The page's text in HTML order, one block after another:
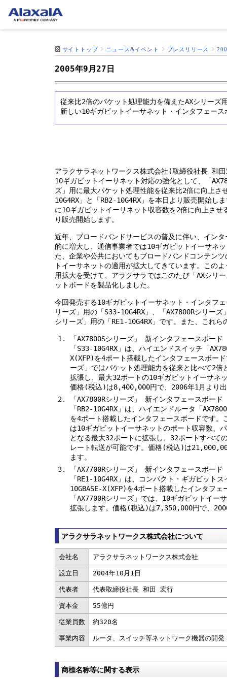
サイトトップ ニュース&イベント プレスリリース
2005年9月27日
従来比2倍のパケット処理能力を備えたAXシリーズ
新しい10ギガビットイーサネット・インタフェース
アラクサラネットワークス株式会社(取締役社長 和
10ギガビットイーサネット対応の強化として、「
ズ」用に最大パケット処理性能を従来比2倍に向上さ
10G4RX」と「RB2-10G4RX」を本日より販売開始し
に10ギガビットイーサネット収容数を2倍に向上させ
り販売開始します。
近年、ブロードバンドサービスの普及に伴い、イン
的に増大し、通信事業者では10ギガビットイーサネ
た、企業や公共においてもブロードバンドコンテン
トイーサネットの適用が拡大してきています。この
用拡大を受けて、アラクサラではこのたび「AXシリ
ットボードを製品化しました。
今回発売する10ギガビットイーサネット・インタフ
リーズ」用の「S33-10G4RX」、「AX7800Rシリーズ
シリーズ」用の「RE1-10G4RX」です。また、これ
「AX7800Sシリーズ」 新インタフェースボード
「S33-10G4RX」は、ハイエンドスイッチ「
X(XFP)を4ポート搭載したインタフェースボー
ーズ」ではパケット処理能力を従来と比べて2
拡張し、最大32ポートの10ギガビットイーサネ
価格(税込)は8,400,000円で、2006年1月より出
「AX7800Rシリーズ」 新インタフェースボード
「RB2-10G4RX」は、ハイエンドルータ「
を4ポート搭載したインタフェースボードです。
は10ギガビットイーサネットのポート収容数、
となる最大32ポートに拡張し、32ポートすべて
レート転送が可能です。価格(税込)は
ます。
「AX7700Rシリーズ」 新インタフェースボード
「RE1-10G4RX」は、コンパクト・ギガビット
10GBASE-X(XFP)を4ポート搭載したインタフェ
「AX7700Rシリーズ」では、10ギガビットイー
拡張します。価格(税込)は7,350,000円で、
アラクサラネットワークス株式会社について
会社名 アラクサラネットワークス株式会社
設立日 2004年10月1日
代表者 代表取締役社長 和田 宏行
資本金 55億円
従業員数 約320名
事業内容 ルータ、スイッチ等ネットワーク機器の開発
商標名称等に関する表示